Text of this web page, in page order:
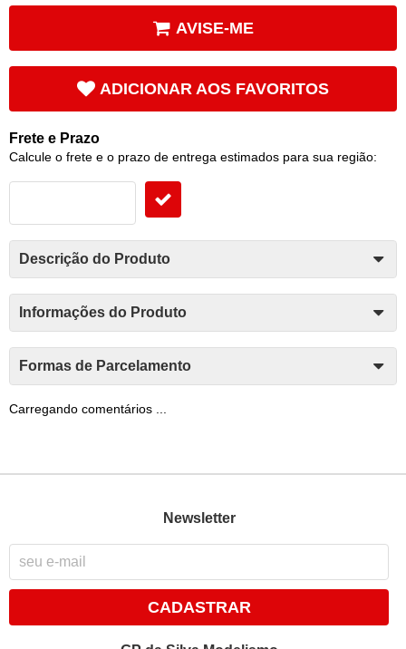
AVISE-ME
ADICIONAR AOS FAVORITOS
Frete e Prazo
Calcule o frete e o prazo de entrega estimados para sua região:
Descrição do Produto
Informações do Produto
Formas de Parcelamento
Carregando comentários ...
Newsletter
CADASTRAR